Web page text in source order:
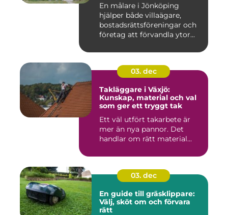
En målare i Jönköping
hjälper både villaägare,
bostadsrättsföreningar och
företag att förvandla ytor...
03. dec
Takläggare i Växjö:
Kunskap, material och val
som ger ett tryggt tak
Ett väl utfört takarbete är
mer än nya pannor. Det
handlar om rätt material...
03. dec
En guide till gräsklippare:
Välj, sköt om och förvara
rätt